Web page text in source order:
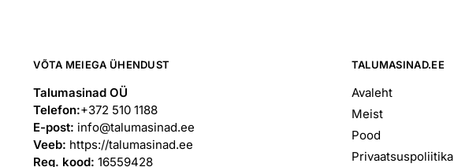
VÕTA MEIEGA ÜHENDUST
Talumasinad OÜ
Telefon:+372 510 1188
E-post: info@talumasinad.ee
Veeb: https://talumasinad.ee
Reg. kood: 16559428
TALUMASINAD.EE
Avaleht
Meist
Pood
Privaatsuspoliitika